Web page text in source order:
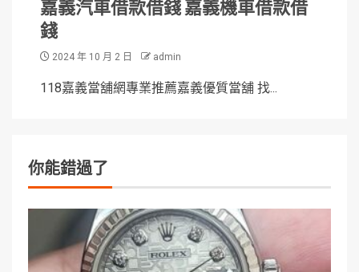
嘉義汽車借款借錢 嘉義機車借款借
錢
2024 年 10 月 2 日 admin
118嘉義當舖網專業推薦嘉義優質當舖 找...
你能錯過了